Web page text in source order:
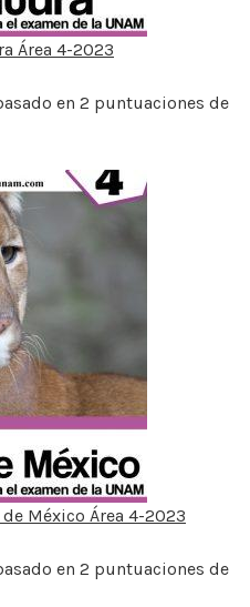
Área 4-2023
en 2 puntuaciones de
México Área 4-2023
en 2 puntuaciones de